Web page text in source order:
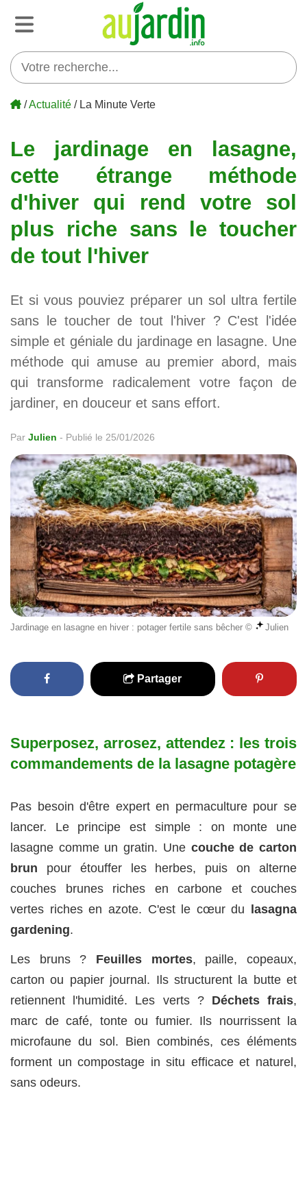
/Actualité / La Minute Verte
Le jardinage en lasagne,
cette étrange méthode
d'hiver qui rend votre sol
plus riche sans le toucher
de tout l'hiver
Et si vous pouviez préparer un sol ultra fertile
sans le toucher de tout l'hiver ? C'est l'idée
simple et géniale du jardinage en lasagne. Une
méthode qui amuse au premier abord, mais
qui transforme radicalement votre façon de
jardiner, en douceur et sans effort.
Par Julien - Publié le 25/01/2026
Jardinage en lasagne en hiver : potager fertile sans bêcher © Julien
Partager
Superposez, arrosez, attendez : les trois
commandements de la lasagne potagère
Pas besoin d'être expert en permaculture pour se
lancer. Le principe est simple : on monte une
lasagne comme un gratin. Une couche de carton
brun pour étouffer les herbes, puis on alterne
couches brunes riches en carbone et couches
vertes riches en azote. C'est le cœur du
lasagna
gardening.
Les bruns ? Feuilles mortes, paille, copeaux,
carton ou papier journal. Ils structurent la butte et
retiennent l'humidité. Les verts ? Déchets frais,
marc de café, tonte ou fumier. Ils nourrissent la
microfaune du sol. Bien combinés, ces éléments
forment un compostage in situ efficace et naturel,
sans odeurs.